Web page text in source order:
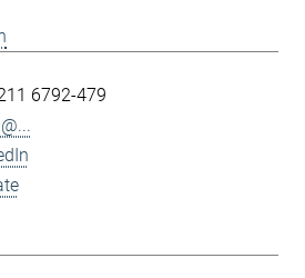
6792-479